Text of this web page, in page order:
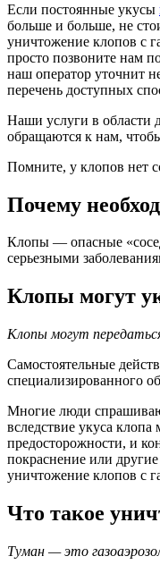
Если постоянные укусы
больше и больше, не
уничтожение клопов с
просто позвоните нам
наш оператор уточнит
перечень доступных
Наши услуги в области
обращаются к нам,
Помните, у клопов нет
Почему
Клопы — опасные
серьезными
Клопы могут
Клопы могут
Самостоятельные
специализированного
Многие люди
вследствие укуса
предосторожности, и
покраснение или
уничтожение клопов с
Что такое
Туман — это